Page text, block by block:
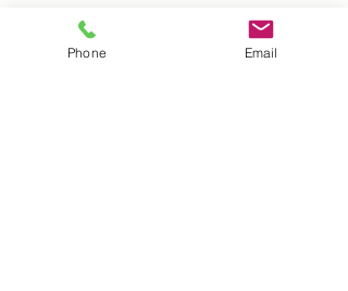
éventuels, est le français.
Phone Email